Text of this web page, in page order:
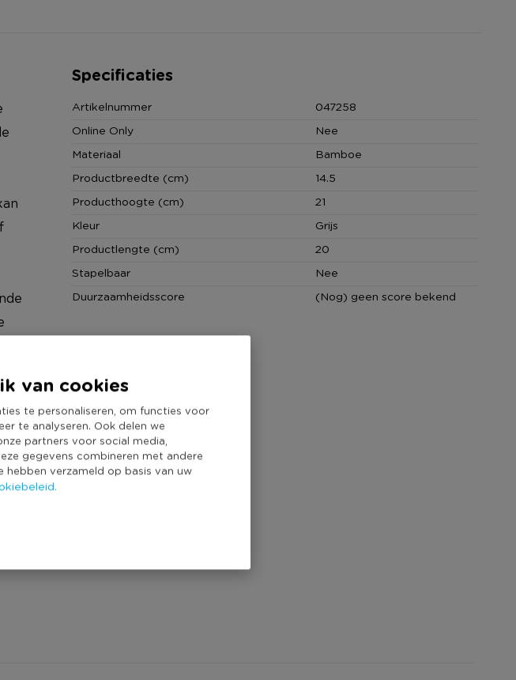
van cookies
te personaliseren, om functies voor
te analyseren. Ook delen we
partners voor social media,
gegevens combineren met andere
verzameld op basis van uw
Specificaties
Artikelnummer
047258
Online Only
Nee
Materiaal
Bamboe
Productbreedte (cm)
14.5
Producthoogte (cm)
21
Kleur
Grijs
Productlengte (cm)
20
Stapelbaar
Nee
Duurzaamheidsscore
(Nog) geen score bekend